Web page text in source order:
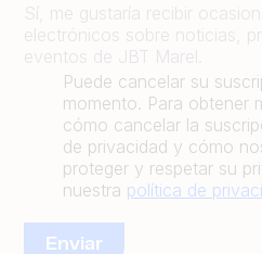
Sí, me gustaría recibir
electrónicos sobre noticias,
eventos de JBT Marel.
Puede cancelar su
momento. Para obtener
cómo cancelar la
de privacidad y cómo
proteger y respetar su
nuestra política de